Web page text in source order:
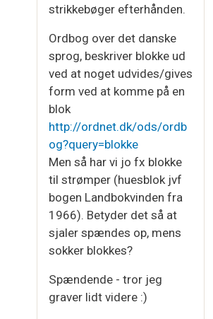
strikkebøger efterhånden.
Ordbog over det danske
sprog, beskriver blokke ud
ved at noget udvides/gives
form ved at komme på en
blok
http://ordnet.dk/ods/ordb
og?query=blokke
Men så har vi jo fx blokke
til strømper (huesblok jvf
bogen Landbokvinden fra
1966). Betyder det så at
sjaler spændes op, mens
sokker blokkes?
Spændende - tror jeg
graver lidt videre :)